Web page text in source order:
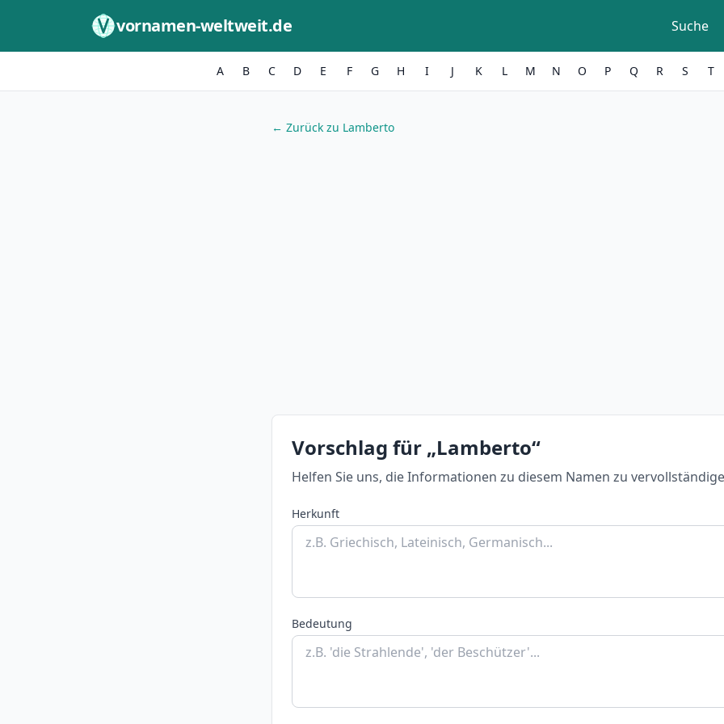
vornamen-weltweit.de Suche
A B C D E F G H I J K L M N O P Q R S T
← Zurück zu Lamberto
Vorschlag für „Lamberto“
Helfen Sie uns, die Informationen zu diesem Namen zu
Herkunft
Bedeutung